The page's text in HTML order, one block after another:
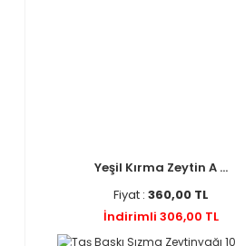
Yeşil Kırma Zeytin A ...
Fiyat : 360,00 TL
İndirimli 306,00 TL